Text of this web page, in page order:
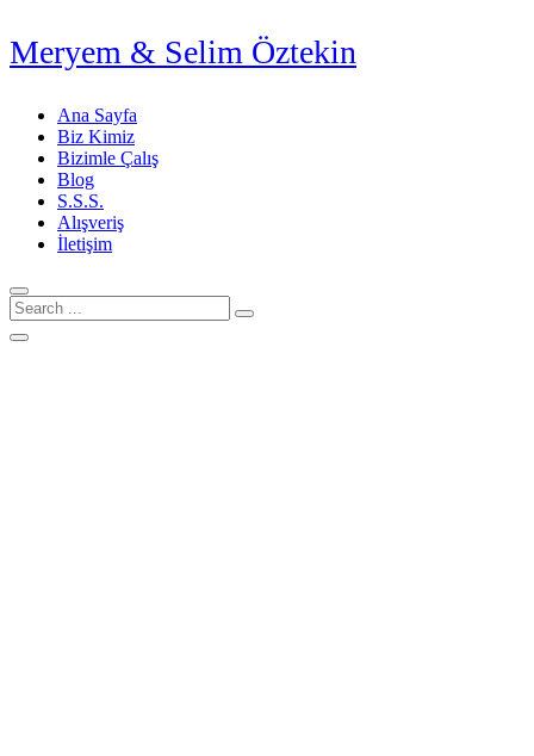
Meryem & Selim Öztekin
Ana Sayfa
Biz Kimiz
Bizimle Çalış
Blog
S.S.S.
Alışveriş
İletişim